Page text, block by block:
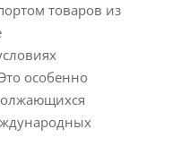
товаров из
особенно